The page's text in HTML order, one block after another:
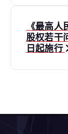
航《最高
股权若干
日起施行